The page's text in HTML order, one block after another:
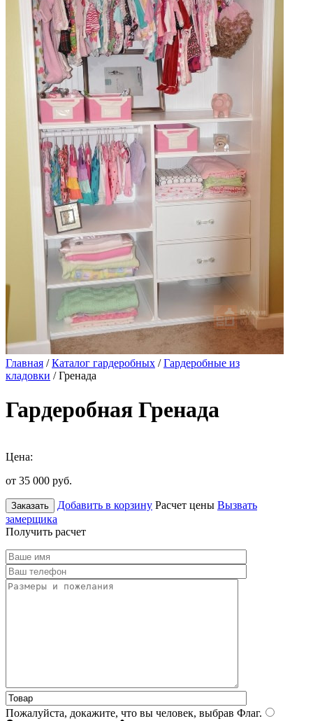
Главная /Каталог гардеробных /Гардеробные из
кладовки / Гренада
Гардеробная Гренада
Цена:
от 35 000 руб.
Заказать Добавить в корзину Расчет цены Вызвать
замерщика
Получить расчет
Пожалуйста, докажите, что вы человек, выбрав Флаг.